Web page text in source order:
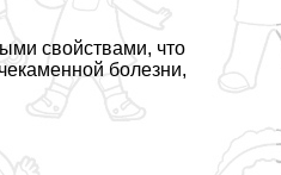
свойствами, что
болезни,